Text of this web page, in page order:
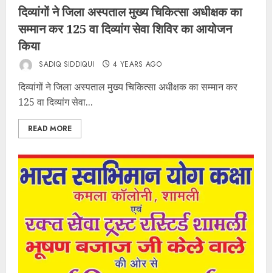
दिव्यांगों ने जिला अस्पताल मुख्य चिकित्सा अधीक्षक का
सम्मान कर 125 वा दिव्यांग सेवा शिविर का आयोजन
किया
SADIQ SIDDIQUI 4 YEARS AGO
दिव्यांगों ने जिला अस्पताल मुख्य चिकित्सा अधीक्षक का सम्मान कर
125 वा दिव्यांग सेवा...
READ MORE